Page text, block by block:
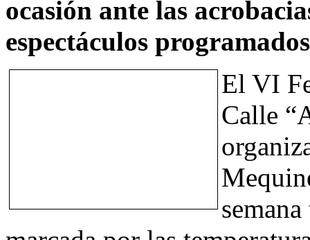
ocasión ante las
espectáculos programados
El VI
Calle